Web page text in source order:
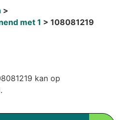
met 1
108081219
kan op